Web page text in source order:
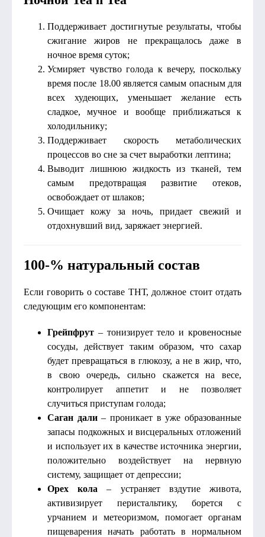
Поддерживает достигнутые результаты, чтобы
сжигание жиров не прекращалось даже в
ночное время суток;
Усмиряет чувство голода к вечеру, поскольку
время после 18.00 является самым опасным для
всех худеющих, уменьшает желание есть
сладкое, мучное и вообще приближаться к
холодильнику;
Поддерживает скорость метаболических
процессов во сне за счет выработки лептина;
Выводит лишнюю жидкость из тканей, тем
самым предотвращая развитие отеков,
освобождает от шлаков;
Очищает кожу за ночь, придает свежий и
отдохнувший вид, заряжает энергией.
100-% натуральный состав
Если говорить о составе ТНТ, должное стоит отдать
следующим его компонентам:
Грейпфрут – тонизирует тело и кровеносные
сосуды, действует таким образом, что сахар
будет превращаться в глюкозу, а не в жир, что,
в свою очередь, сильно скажется на весе,
контролирует аппетит и не позволяет
случиться приступам голода;
Саган дали– проникает в уже образованные
запасы подкожных и висцеральных отложений
и использует их в качестве источника энергии,
положительно воздействует на нервную
систему, защищает от депрессии;
Орех кола – устраняет вздутие живота,
активизирует перистальтику, борется с
урчанием и метеоризмом, помогает органам
пищеварения начать работать в нормальном